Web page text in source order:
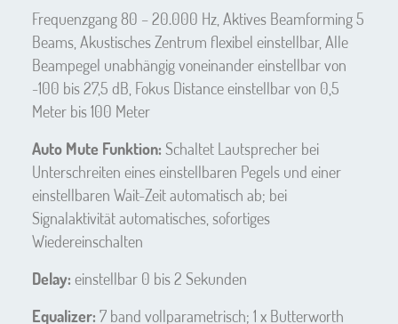
Frequenzgang 80 – 20.000 Hz, Aktives Beamforming 5
Beams, Akustisches Zentrum flexibel einstellbar, Alle
Beampegel unabhängig voneinander einstellbar von
-100 bis 27,5 dB, Fokus Distance einstellbar von 0,5
Meter bis 100 Meter
Auto Mute Funktion: Schaltet Lautsprecher bei
Unterschreiten eines einstellbaren Pegels und einer
einstellbaren Wait-Zeit automatisch ab; bei
Signalaktivität automatisches, sofortiges
Wiedereinschalten
Delay: einstellbar 0 bis 2 Sekunden
Equalizer: 7 band vollparametrisch; 1 x Butterworth